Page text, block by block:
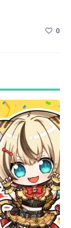
0